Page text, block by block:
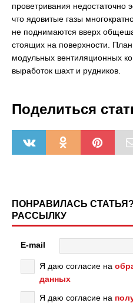
проветривания недостаточно
что ядовитые газы
не поднимаются вверх
стоящих на поверхности.
модульных вентиляционных
выработок шахт и рудников.
Поделиться
ПОНРАВИЛАСЬ
РАССЫЛКУ
E-mail
Я даю согласие на
данных
Я даю согласие на